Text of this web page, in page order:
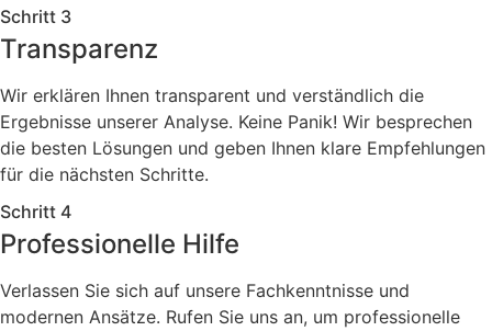
Schritt 3
Transparenz
Wir erklären Ihnen transparent und verständlich die
Ergebnisse unserer Analyse. Keine Panik! Wir besprechen
die besten Lösungen und geben Ihnen klare Empfehlungen
für die nächsten Schritte.
Schritt 4
Professionelle Hilfe
Verlassen Sie sich auf unsere Fachkenntnisse und
modernen Ansätze. Rufen Sie uns an, um professionelle